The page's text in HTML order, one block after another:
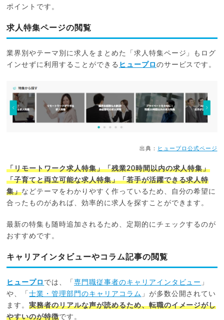
ポイントです。
求人特集ページの閲覧
業界別やテーマ別に求人をまとめた「求人特集ページ」もログ
インせずに利用することができる ヒュープロ のサービスです。
出典： ヒュープロ公式ページ
「リモートワーク求人特集」「残業20時間以内の求人特集」
「子育てと両立可能な求人特集」「若手が活躍できる求人特
集」などテーマをわかりやすく作っているため、自分の希望に
合ったものがあれば、効率的に求人を探すことができます。
最新の特集も随時追加されるため、定期的にチェックするのが
おすすめです。
キャリアインタビューやコラム記事の閲覧
ヒュープロ では、「専門職従事者のキャリアインタビュー 」
や、「士業・管理部門のキャリアコラム 」が多数公開されてい
ます。実務者のリアルな声が読めるため、転職のイメージがし
やすいのが特徴です。